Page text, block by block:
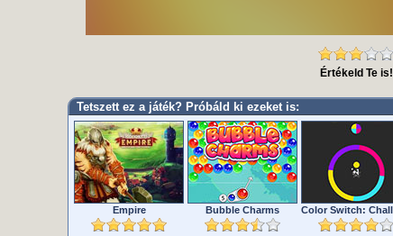
Értékeld Te is!
Tetszett ez a játék? Próbáld ki ezeket is:
Empire Bubble Charms